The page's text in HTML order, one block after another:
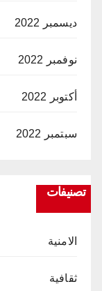
ديسمبر 2022
نوفمبر 2022
أكتوبر 2022
سبتمبر 2022
تصنيفات
الامنية
ثقافية